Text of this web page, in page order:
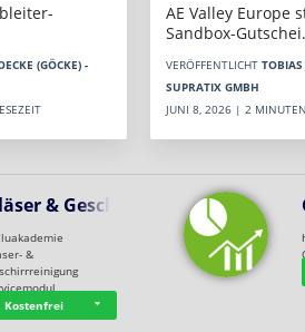
(GÖCKE) -
AE Valley Europe
Sandbox-
VERÖFFENTLICHT TOBIAS
SUPRATIX GMBH
JUNI 8, 2026 | 2
& Geschi…
&
Kostenfrei